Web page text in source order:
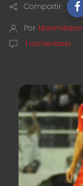
Compartir
Por
1 comentario